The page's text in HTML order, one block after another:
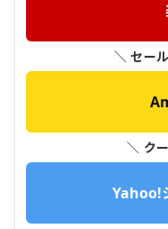
＼ セー
＼ ク
Yahoo!